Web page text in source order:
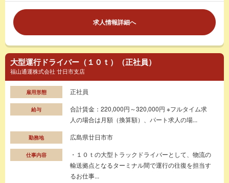
求人情報詳細へ
大型運行ドライバー（１０ｔ）（正社員）
福山通運株式会社 廿日市支店
雇用形態 正社員
給与
合計賃金：220,000円～320,000円 ※フルタイム求
人の場合は月額（換算額）、パート求人の場...
勤務地 広島県廿日市市
仕事内容
・１０ｔの大型トラックドライバーとして、物流の
輸送拠点となるターミナル間で運行の往復を担当す
るお仕事...